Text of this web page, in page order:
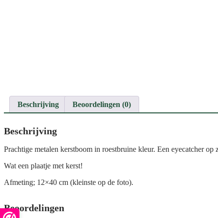
Beschrijving Beoordelingen (0)
Beschrijving
Prachtige metalen kerstboom in roestbruine kleur. Een eyecatcher op
Wat een plaatje met kerst!
Afmeting; 12×40 cm (kleinste op de foto).
Beoordelingen